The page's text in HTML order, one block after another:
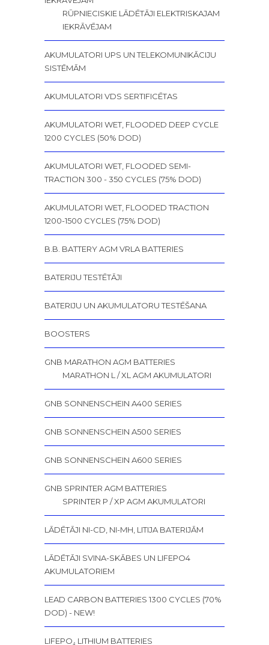
RŪPNIECISKIE LĀDĒTĀJI ELEKTRISKAJAM
IEKRĀVĒJAM
AKUMULATORI UPS UN TELEKOMUNIKĀCIJU
SISTĒMĀM
AKUMULATORI VDS SERTIFICĒTAS
AKUMULATORI WET, FLOODED DEEP CYCLE
1200 CYCLES (50% DOD)
AKUMULATORI WET, FLOODED SEMI-
TRACTION 300 - 350 CYCLES (75% DOD)
AKUMULATORI WET, FLOODED TRACTION
1200-1500 CYCLES (75% DOD)
B.B. BATTERY AGM VRLA BATTERIES
BATERIJU TESTĒTĀJI
BATERIJU UN AKUMULATORU TESTĒŠANA
BOOSTERS
GNB MARATHON AGM BATTERIES
MARATHON L / XL AGM AKUMULATORI
GNB SONNENSCHEIN A400 SERIES
GNB SONNENSCHEIN A500 SERIES
GNB SONNENSCHEIN A600 SERIES
GNB SPRINTER AGM BATTERIES
SPRINTER P / XP AGM AKUMULATORI
LĀDĒTĀJI NI-CD, NI-MH, LITIJA BATERIJĀM
LĀDĒTĀJI SVINA-SKĀBES UN LIFEPO4
AKUMULATORIEM
LEAD CARBON BATTERIES 1300 CYCLES (70%
DOD) - NEW!
LIFEPO₄ LITHIUM BATTERIES